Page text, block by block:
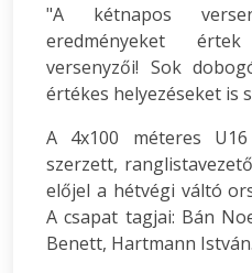
"A kétnapos
eredményeket
versenyzői! Sok
értékes helyezéseket is
A 4x100 méteres
szerzett,
előjel a hétvégi váltó
A csapat tagjai: Bán
Benett, Hartmann István.